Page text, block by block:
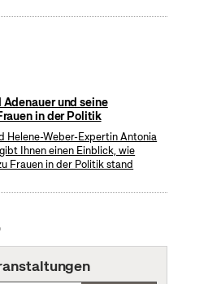
Adenauer und seine
in der Politik
Helene-Weber-Expertin Antonia
Ihnen einen Einblick, wie
Frauen in der Politik stand